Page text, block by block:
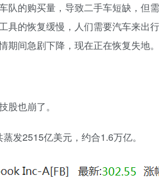
队的购买量，导致二手车短缺，但
具的恢复缓慢，人们需要汽车来出
期间急剧下降，现在正在恢复失地。
股也崩了。
发2515亿美元，约合1.6万亿。